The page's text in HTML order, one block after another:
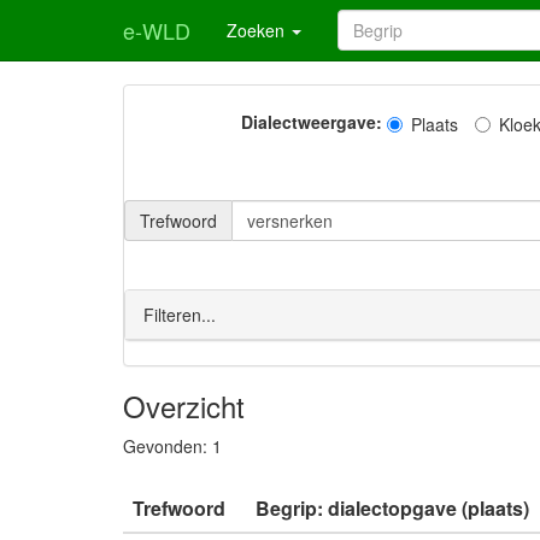
e-WLD Zoeken
Dialectweergave: Plaats
Trefwoord
Filteren...
Overzicht
Gevonden: 1
Trefwoord Begrip: dialectopgave (plaats)